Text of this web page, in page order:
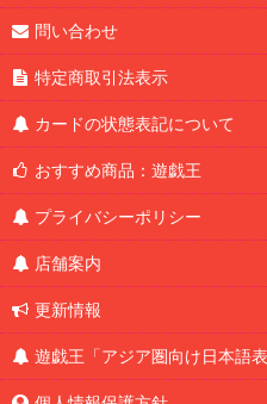
問い合わせ
特定商取引法表示
カードの状態表記について
おすすめ商品：遊戯王
プライバシーポリシー
店舗案内
更新情報
遊戯王「アジア圏向け日本語